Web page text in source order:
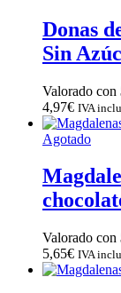
Donas
Sin
Valorado con
4,97€ IVA
Agotado
Valorado con
5,65€ IVA